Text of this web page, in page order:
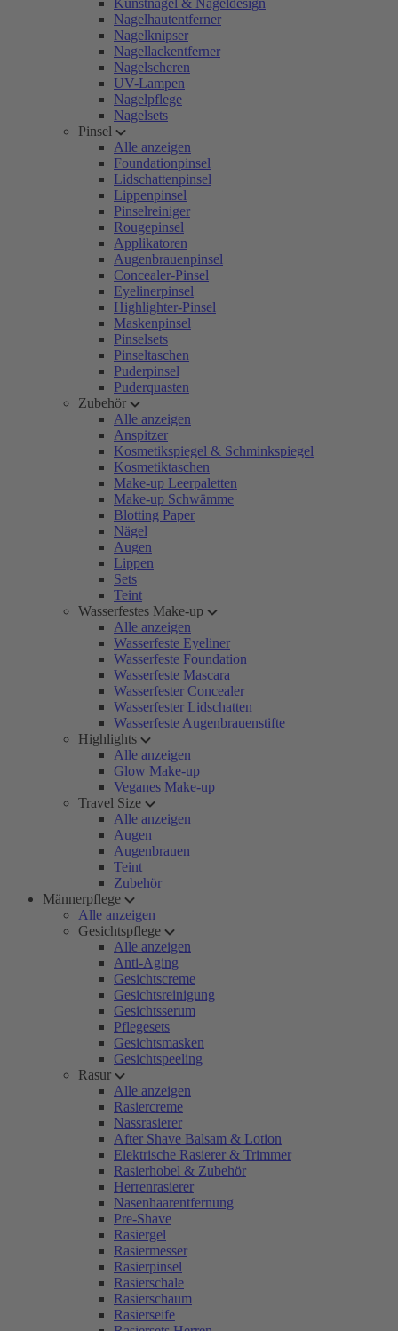
Kunstnägel & Nageldesign
Nagelhautentferner
Nagelknipser
Nagellackentferner
Nagelscheren
UV-Lampen
Nagelpflege
Nagelsets
Pinsel
Alle anzeigen
Foundationpinsel
Lidschattenpinsel
Lippenpinsel
Pinselreiniger
Rougepinsel
Applikatoren
Augenbrauenpinsel
Concealer-Pinsel
Eyelinerpinsel
Highlighter-Pinsel
Maskenpinsel
Pinselsets
Pinseltaschen
Puderpinsel
Puderquasten
Zubehör
Alle anzeigen
Anspitzer
Kosmetikspiegel & Schminkspiegel
Kosmetiktaschen
Make-up Leerpaletten
Make-up Schwämme
Blotting Paper
Nägel
Augen
Lippen
Sets
Teint
Wasserfestes Make-up
Alle anzeigen
Wasserfeste Eyeliner
Wasserfeste Foundation
Wasserfeste Mascara
Wasserfester Concealer
Wasserfester Lidschatten
Wasserfeste Augenbrauenstifte
Highlights
Alle anzeigen
Glow Make-up
Veganes Make-up
Travel Size
Alle anzeigen
Augen
Augenbrauen
Teint
Zubehör
Männerpflege
Alle anzeigen
Gesichtspflege
Alle anzeigen
Anti-Aging
Gesichtscreme
Gesichtsreinigung
Gesichtsserum
Pflegesets
Gesichtsmasken
Gesichtspeeling
Rasur
Alle anzeigen
Rasiercreme
Nassrasierer
After Shave Balsam & Lotion
Elektrische Rasierer & Trimmer
Rasierhobel & Zubehör
Herrenrasierer
Nasenhaarentfernung
Pre-Shave
Rasiergel
Rasiermesser
Rasierpinsel
Rasierschale
Rasierschaum
Rasierseife